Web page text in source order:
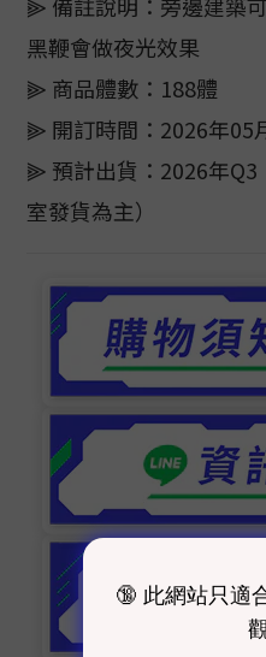
黑鞭會做夜光效果
⫸ 商品體數：188體
⫸ 開訂時間：2026年05
⫸ 預計出貨：2026年Q3
室發貨為主）